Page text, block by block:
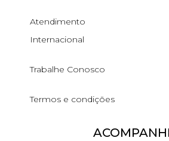
Atendimento
Internacional
Trabalhe Conosco
Termos e condições